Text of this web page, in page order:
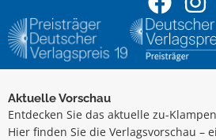
Aktuelle Vorschau
Entdecken Sie das aktuelle zu-
Hier finden Sie die Verlagsvorschau –